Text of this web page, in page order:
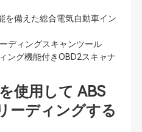
を備えた総合電気自動車イン
ディングスキャンツール
ング機能付きOBD2スキャナ
使用して ABS
ーディングする